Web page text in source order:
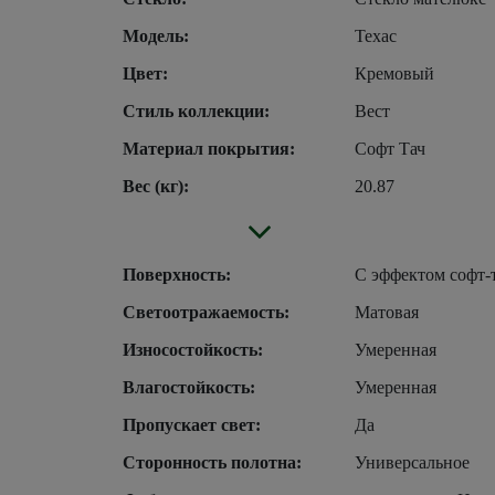
Модель:
Техас
Цвет:
Кремовый
Стиль коллекции:
Вест
Материал покрытия:
Софт Тач
Вес (кг):
20.87
Поверхность:
С эффектом софт-
Светоотражаемость:
Матовая
Износостойкость:
Умеренная
Влагостойкость:
Умеренная
Пропускает свет:
Да
Сторонность полотна:
Универсальное